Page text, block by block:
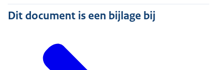
Dit document is een bijlage bij